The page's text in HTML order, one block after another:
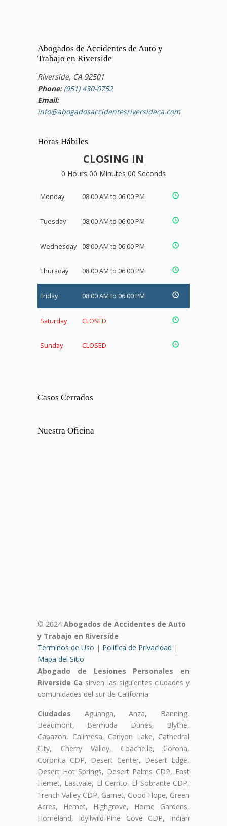
Abogados de Accidentes de Auto y
Trabajo en Riverside
Riverside, CA 92501
Phone: (951) 430-0752
Email:
info@abogadosaccidentesriversideca.com
Horas Hábiles
CLOSING IN
0 Hours 00 Minutes 00 Seconds
Monday 08:00 AM to 06:00 PM
Tuesday 08:00 AM to 06:00 PM
Wednesday 08:00 AM to 06:00 PM
Thursday 08:00 AM to 06:00 PM
Friday 08:00 AM to 06:00 PM
Saturday CLOSED
Sunday CLOSED
Casos Cerrados
Nuestra Oficina
© 2024 Abogados de Accidentes de Auto
y Trabajo en Riverside
Terminos de Uso | Politica de Privacidad |
Mapa del Sitio
Abogado de Lesiones Personales en
Riverside Ca sirven las siguientes ciudades y
comunidades del sur de California:
Ciudades Aguanga, Anza, Banning,
Beaumont, Bermuda Dunes, Blythe,
Cabazon, Calimesa, Canyon Lake, Cathedral
City, Cherry Valley, Coachella, Corona,
Coronita CDP, Desert Center, Desert Edge,
Desert Hot Springs, Desert Palms CDP, East
Hemet, Eastvale, El Cerrito, El Sobrante CDP,
French Valley CDP, Garnet, Good Hope, Green
Acres, Hemet, Highgrove, Home Gardens,
Homeland, Idyllwild-Pine Cove CDP, Indian